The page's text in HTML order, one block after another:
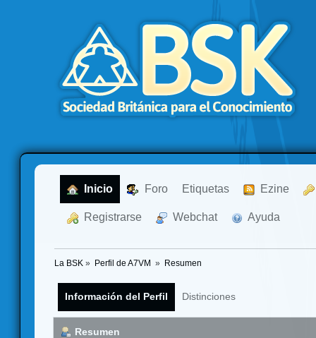
Inicio Foro Etiquetas Ezine
Registrarse Webchat Ayuda
La BSK » Perfil de A7VM » Resumen
Información del Perfil Distinciones
Resumen